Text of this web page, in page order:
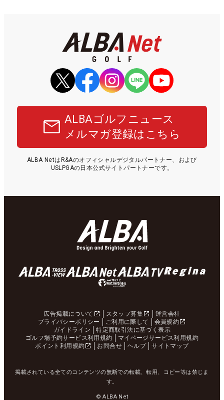
ALBAゴルフニュース
メルマガ登録はこちら
ALBA NetはR&Aのオフィシャルデジタルパートナー、および
USLPGAの日本公式サイトパートナーです。
広告掲載について スタッフ募集
運営会社
プライバシーポリシー
ご利用に際して
会員規約
ガイドライン
特定商取引法に基づく表示
ゴルフ場予約サービス利用規約
マイページサービス利用規約
ポイント利用規約
お問合せ ヘルプ サイトマップ
掲載されている全てのコンテンツの無断での転載、転用、コピー等は禁じま
す。
© ALBA Net